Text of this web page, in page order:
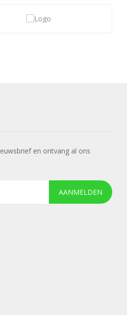
en ontvang al ons
AANMELDEN